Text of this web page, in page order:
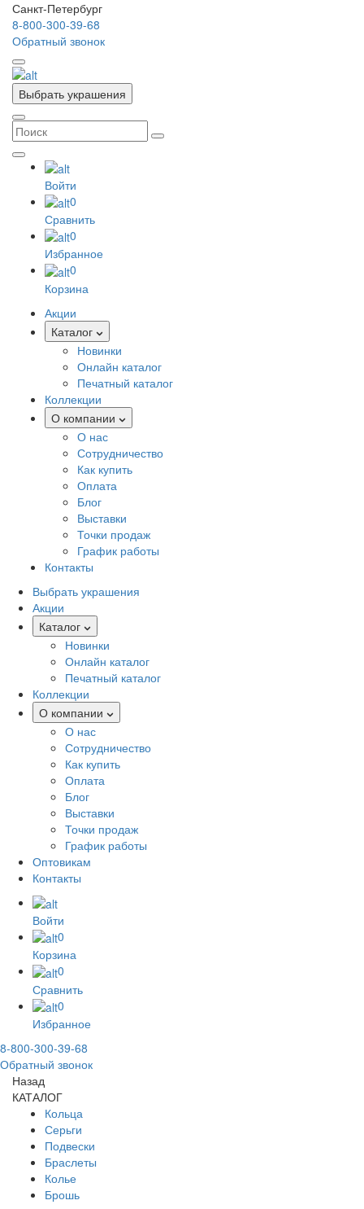
Санкт-Петербург
8-800-300-39-68
Обратный звонок
Выбрать украшения
Войти
0
Сравнить
0
Избранное
0
Корзина
Акции
Каталог
Новинки
Онлайн каталог
Печатный каталог
Коллекции
О компании
О нас
Сотрудничество
Как купить
Оплата
Блог
Выставки
Точки продаж
График работы
Контакты
Выбрать украшения
Акции
Каталог
Новинки
Онлайн каталог
Печатный каталог
Коллекции
О компании
О нас
Сотрудничество
Как купить
Оплата
Блог
Выставки
Точки продаж
График работы
Оптовикам
Контакты
Войти
0
Корзина
0
Сравнить
0
Избранное
8-800-300-39-68
Обратный звонок
Назад
КАТАЛОГ
Кольца
Серьги
Подвески
Браслеты
Колье
Брошь